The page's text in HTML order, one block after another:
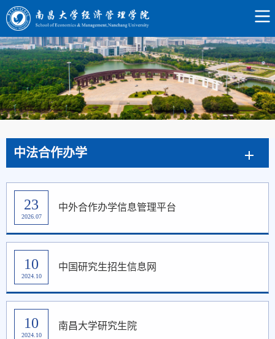
中法合作办学
23
2026.07
中外合作办学信息管理平台
10
2024.10
中国研究生招生信息网
10
2024.10
南昌大学研究生院